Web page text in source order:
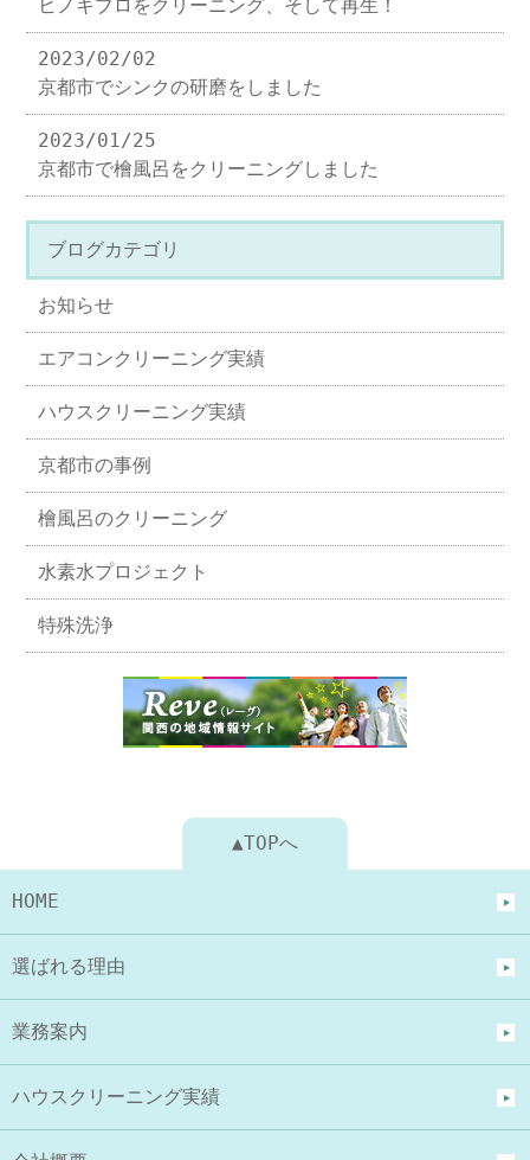
ヒノキブロをクリーニング、そして再生！
2023/02/02
京都市でシンクの研磨をしました
2023/01/25
京都市で檜風呂をクリーニングしました
ブログカテゴリ
お知らせ
エアコンクリーニング実績
ハウスクリーニング実績
京都市の事例
檜風呂のクリーニング
水素水プロジェクト
特殊洗浄
▲TOPへ
HOME
選ばれる理由
業務案内
ハウスクリーニング実績